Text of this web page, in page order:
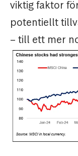
viktig faktor
potentiellt
– till ett mer